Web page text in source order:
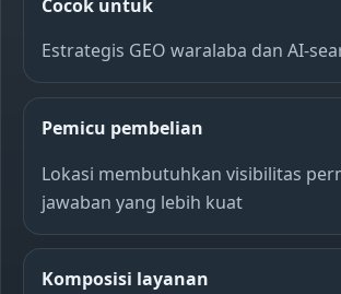
Cocok untuk
Estrategis GEO waralaba dan AI-
Pemicu pembelian
Lokasi membutuhkan visibilitas
jawaban yang lebih kuat
Komposisi layanan